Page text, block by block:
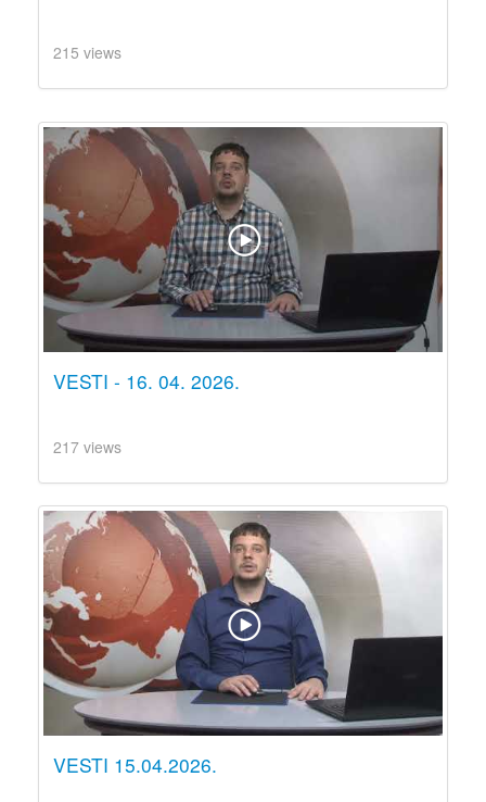
215 views
VESTI - 16. 04. 2026.
217 views
VESTI 15.04.2026.